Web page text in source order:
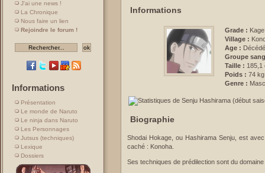
J'ai une news !
La Chronique
Nous faire un lien
Rejoindre le forum !
Informations
Présentation
Le monde de Naruto
Le ninja dans Naruto
Les Personnages
Jutsus (techniques)
Lexique
Dossiers
Informations
Grade : Kage
Village :
Age : Décédé
Groupe
Taille : 185,1
Poids : 74 kg
Genre :
Biographie
Shodai Hokage, ou Hashirama Senju, est
caché : Konoha.
Ses techniques de prédilection sont du